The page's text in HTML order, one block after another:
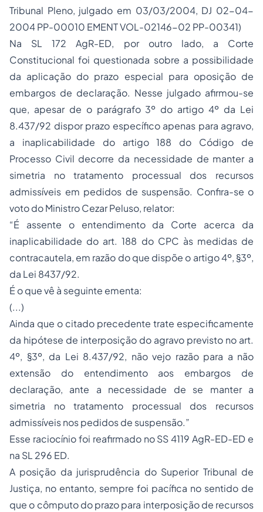
Tribunal Pleno, julgado em 03/03/2004, DJ 02-04-
2004 PP-00010 EMENT VOL-02146-02 PP-00341)
Na SL 172 AgR-ED, por outro lado, a Corte
Constitucional foi questionada sobre a possibilidade
da aplicação do prazo especial para oposição de
embargos de declaração. Nesse julgado afirmou-se
que, apesar de o parágrafo 3º do artigo 4º da Lei
8.437/92 dispor prazo específico apenas para agravo,
a inaplicabilidade do artigo 188 do Código de
Processo Civil decorre da necessidade de manter a
simetria no tratamento processual dos recursos
admissíveis em pedidos de suspensão. Confira-se o
voto do Ministro Cezar Peluso, relator:
“É assente o entendimento da Corte acerca da
inaplicabilidade do art. 188 do CPC às medidas de
contracautela, em razão do que dispõe o artigo 4º, §3º,
da Lei 8437/92.
É o que vê à seguinte ementa:
(...)
Ainda que o citado precedente trate especificamente
da hipótese de interposição do agravo previsto no art.
4º, §3º, da Lei 8.437/92, não vejo razão para a não
extensão do entendimento aos embargos de
declaração, ante a necessidade de se manter a
simetria no tratamento processual dos recursos
admissíveis nos pedidos de suspensão.”
Esse raciocínio foi reafirmado no SS 4119 AgR-ED-ED e
na SL 296 ED.
A posição da jurisprudência do Superior Tribunal de
Justiça, no entanto, sempre foi pacífica no sentido de
que o cômputo do prazo para interposição de recursos